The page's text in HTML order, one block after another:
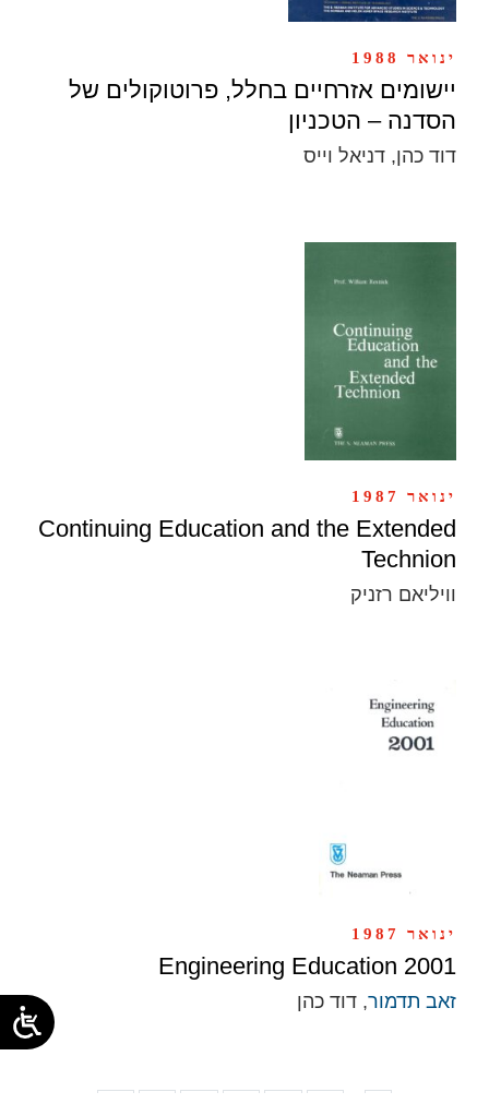
ינואר 1988
יישומים אזרחיים בחלל, פרוטוקולים של
הסדנה – הטכניון
דוד כהן, דניאל וייס
ינואר 1987
Continuing Education and the Extended
Technion
וויליאם רזניק
ינואר 1987
Engineering Education 2001
זאב תדמור, דוד כהן